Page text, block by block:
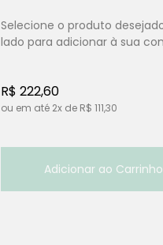
R$ 222,60
ou em até 2x de R$ 111,30
Adicionar ao Carrinho